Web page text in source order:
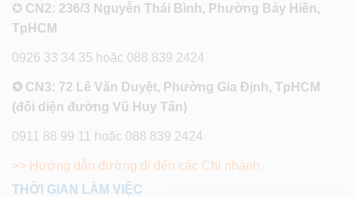
✪ CN2: 236/3 Nguyễn Thái Bình, Phường Bảy Hiền,
TpHCM
0926 33 34 35 hoặc 088 839 2424
✪ CN3: 72 Lê Văn Duyệt, Phường Gia Định, TpHCM
(đối diện đường Vũ Huy Tấn)
0911 88 99 11 hoặc 088 839 2424
>> Hướng dẫn đường đi đến các Chi nhánh
THỜI GIAN LÀM VIỆC